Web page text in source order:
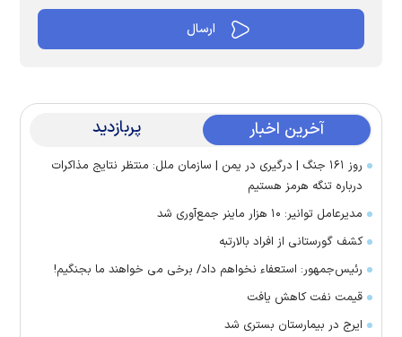
آخرین اخبار پربازدید
روز ۱۶۱ جنگ | درگیری در یمن | سازمان ملل: منتظر نتایج مذاکرات
درباره تنگه هرمز هستیم
مدیرعامل توانیر: ۱۰ هزار ماینر جمع‌آوری شد
کشف گورستانی از افراد بالارتبه
رئیس‌جمهور: استعفاء نخواهم داد/ برخی می خواهند ما بجنگیم!
قیمت نفت کاهش یافت
ایرج در بیمارستان بستری شد